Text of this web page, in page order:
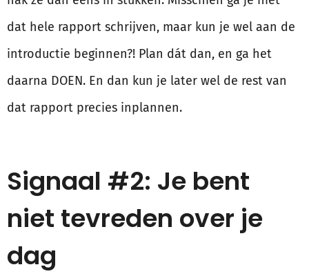
dat hele rapport schrijven, maar kun je wel aan de
introductie beginnen?! Plan dát dan, en ga het
daarna DOEN. En dan kun je later wel de rest van
dat rapport precies inplannen.
Signaal #2: Je bent
niet tevreden over je
dag